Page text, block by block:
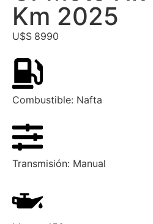
Km 2025
U$S 8990
Combustible: Nafta
Transmisión: Manual